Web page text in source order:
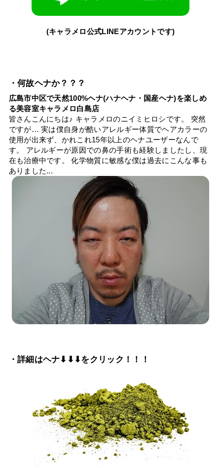
(キャラメロ公式LINEアカウントです)
・何故ヘナか？？？
広島市中区で天然100%ヘナ(ハナヘナ・国産ヘナ)を楽しめ
る美容室キャラメロ白島店
皆さんこんにちは♪ キャラメロのニイミヒロシです。 突然
ですが… 実は僕自身が酷いアレルギー体質でヘアカラーの
使用が出来ず、かれこれ15年以上のヘナユーザーなんで
す。 アレルギーが原因での鼻の手術も経験しましたし、現
在も治療中です。 化学物質に敏感な僕は過去にこんな事も
ありました...
・詳細はヘナ⬇⬇⬇をクリック！！！